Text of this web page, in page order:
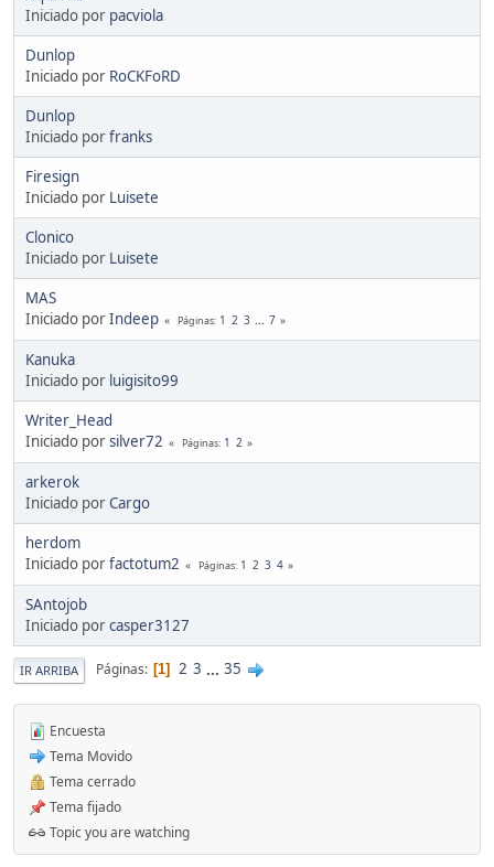
Iniciado por pacviola
Dunlop
Iniciado por RoCKFoRD
Dunlop
Iniciado porfranks
Firesign
Iniciado por Luisete
Clonico
Iniciado por Luisete
MAS
Iniciado porIndeep Páginas 1 2 3 ... 7
Kanuka
Iniciado por luigisito99
Writer_Head
Iniciado porsilver72 Páginas 1 2
arkerok
Iniciado porCargo
herdom
Iniciado porfactotum2 Páginas 1 2 3 4
SAntojob
Iniciado porcasper3127
IR ARRIBA Páginas 1 2 3 ... 35
Encuesta
Tema Movido
Tema cerrado
Tema fijado
Topic you are watching